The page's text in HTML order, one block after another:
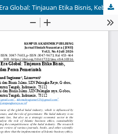
Daya Saing Industri Halal di Era Global: Tinjauan Etika Bisnis, Keberlanjutan, dan Peran Pemerintah